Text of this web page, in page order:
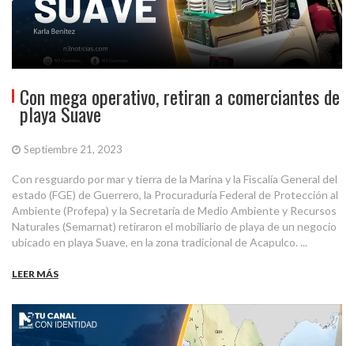
Con mega operativo, retiran a comerciantes de
playa Suave
Septiembre 21, 2023
Con resguardo por mar y tierra de la Marina y la Fiscalía General del
estado (FGE) de Guerrero, la Procuraduría Federal de Protección al
Ambiente (Profepa) y la Secretaría de Medio Ambiente y Recursos
Naturales (Semarnat) retiraron el mobiliario de playa de un negocio
ubicado en playa Suave, en la zona tradicional de Acapulco. ...
LEER MÁS